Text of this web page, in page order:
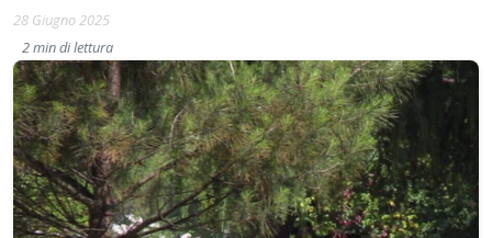
28 Giugno 2025
2 min di lettura